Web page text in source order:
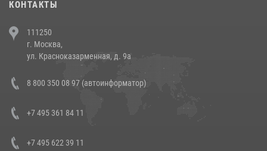
напавших на бригаду скорой помощи (видео)
14 июля 2026, 12:20
В Росгвардии прошла военно-научная конференция по обобщению
боевого опыта
КОНТАКТЫ
111250
г. Москва,
ул. Красноказарменная, д. 9а
8 800 350 08 97 (автоинформатор)
+7 495 361 84 11
+7 495 622 39 11